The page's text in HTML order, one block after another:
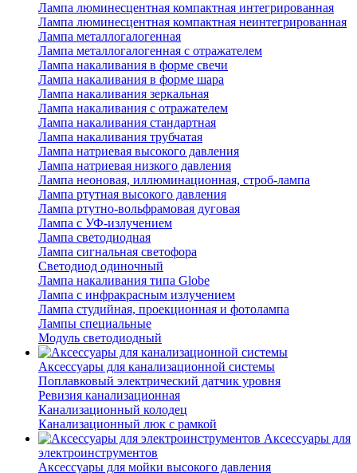
Лампа люминесцентная компактная интегрированная
Лампа люминесцентная компактная неинтегрированная
Лампа металлогалогенная
Лампа металлогалогенная с отражателем
Лампа накаливания в форме свечи
Лампа накаливания в форме шара
Лампа накаливания зеркальная
Лампа накаливания с отражателем
Лампа накаливания стандартная
Лампа накаливания трубчатая
Лампа натриевая высокого давления
Лампа натриевая низкого давления
Лампа неоновая, иллюминационная, строб-лампа
Лампа ртутная высокого давления
Лампа ртутно-вольфрамовая дуговая
Лампа с УФ-излучением
Лампа светодиодная
Лампа сигнальная светофора
Светодиод одиночный
Лампа накаливания типа Globe
Лампа с инфракрасным излучением
Лампа студийная, проекционная и фотолампа
Лампы специальные
Модуль светодиодный
Аксессуары для канализационной системы
Поплавковый электрический датчик уровня
Ревизия канализационная
Канализационный колодец
Канализационный люк с рамкой
Аксессуары для
электроинструментов
Аксессуары для мойки высокого давления